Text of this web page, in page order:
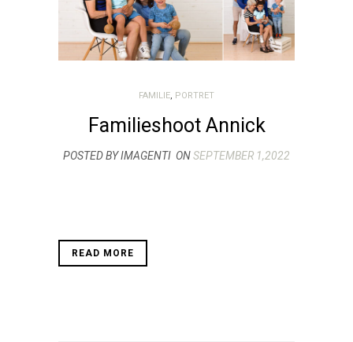
FAMILIE, PORTRET
Familieshoot Annick
POSTED BY IMAGENTI ONSEPTEMBER 1,2022
READ MORE